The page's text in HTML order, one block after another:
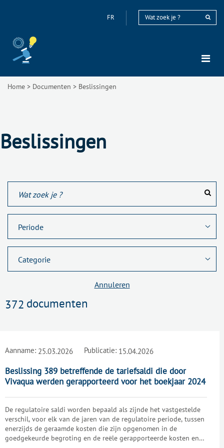
FR
Home > Documenten > Beslissingen
Beslissingen
Annuleren
372 documenten
Aanname: 25.03.2026 Publicatie: 15.04.2026
Beslissing 389 betreffende de tariefsaldi die door
Vivaqua werden gerapporteerd voor het boekjaar 2024
De regulatoire saldi worden bepaald als zijnde het vastgestelde
verschil, voor elk van de jaren van de regulatoire periode, tussen
enerzijds de geraamde kosten die zijn opgenomen in de
goedgekeurde begroting en de reële gerapporteerde kosten en